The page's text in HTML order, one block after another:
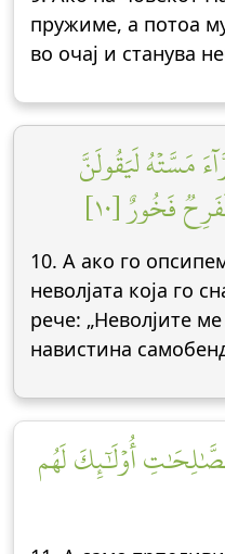
пружиме, а потоа
во очај и станува
مَسَّتۡهُ لَيَقُولَنَّ
فَخُورٌ [١٠]
10. А ако го
неволјата која го
рече: „Неволјите
навистина
أُوْلَٰٓئِكَ لَهُم